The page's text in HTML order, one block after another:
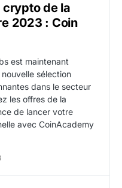
crypto de la
2023 : Coin
est maintenant
sélection
dans le secteur
les offres de la
de lancer votre
avec CoinAcademy